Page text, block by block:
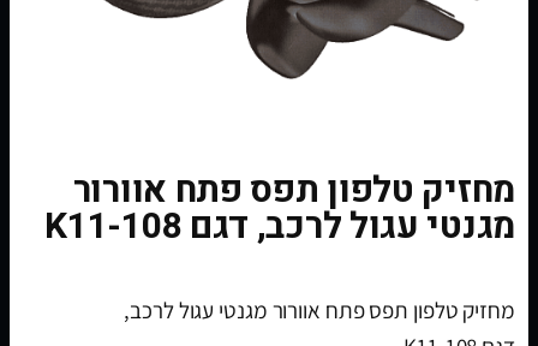
מחזיק טלפון תפס פתח אוורור
מגנטי עגול לרכב, דגם K11-108
מחזיק טלפון תפס פתח אוורור מגנטי עגול לרכב,